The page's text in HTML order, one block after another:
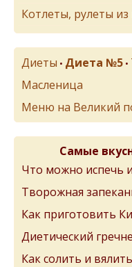
Котлеты, рулеты
Диеты • Диета №5 •
Масленица
Меню на Великий
Самые
Что можно испечь
Творожная
Как приготовить
Диетический
Как солить и